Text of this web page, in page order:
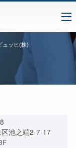
ュッヒ(株)
区池之端2-7-17